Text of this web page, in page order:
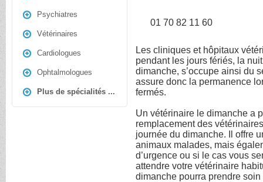
Psychiatres
Vétérinaires
Cardiologues
Ophtalmologues
Plus de spécialités ...
01 70 82 11 60
Les cliniques et hôpitaux
pendant les jours fériés, la
dimanche, s’occupe ainsi du
assure donc la permanence
fermés.
Un vétérinaire le dimanche a
remplacement des
journée du dimanche. Il offre
animaux malades, mais
d’urgence ou si le cas vous
attendre votre vétérinaire
dimanche pourra prendre